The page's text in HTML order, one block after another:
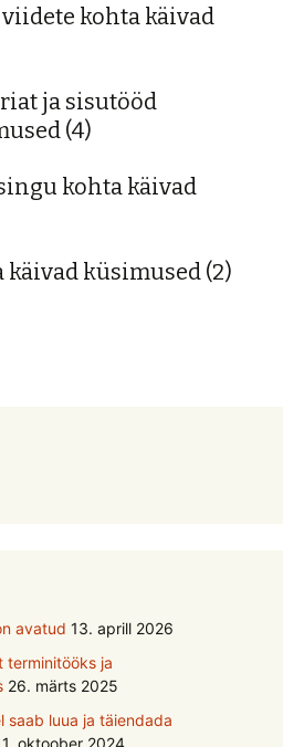
kohta käivad
ja sisutööd
(4)
kohta käivad
käivad küsimused (2)
avatud 13. aprill 2026
terminitööks ja
26. märts 2025
saab luua ja täiendada
oktoober 2024